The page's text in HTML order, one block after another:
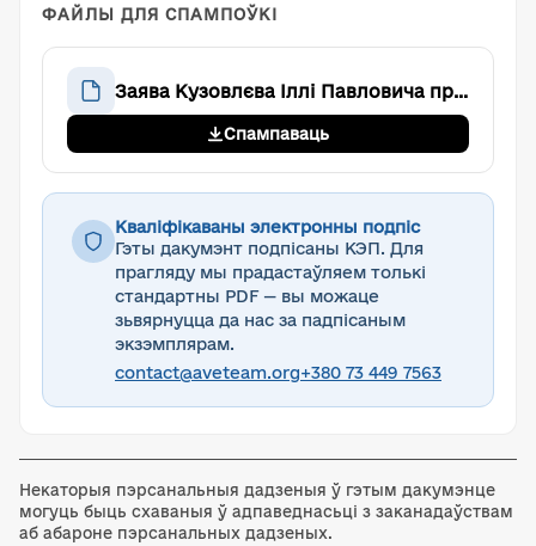
ФАЙЛЫ ДЛЯ СПАМПОЎКІ
Заява Кузовлєва Іллі Павловича про ознайомлення з внутрішніми документами організації та відсутність конфлікту інтересів
Спампаваць
Кваліфікаваны электронны подпіс
Гэты дакумэнт подпісаны КЭП. Для
прагляду мы прадастаўляем толькі
стандартны PDF — вы можаце
зьвярнуцца да нас за падпісаным
экзэмплярам.
contact@aveteam.org+380 73 449 7563
Некаторыя пэрсанальныя дадзеныя ў гэтым дакумэнце
могуць быць схаваныя ў адпаведнасьці з заканадаўствам
аб абароне пэрсанальных дадзеных.